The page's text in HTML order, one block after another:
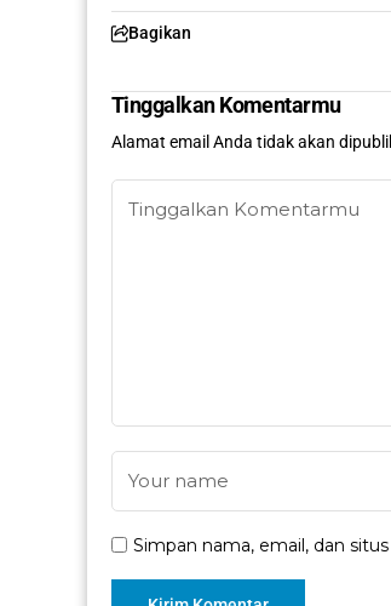
Bagikan
Tinggalkan Komentarmu
Alamat email Anda tidak akan
Simpan nama, email, dan